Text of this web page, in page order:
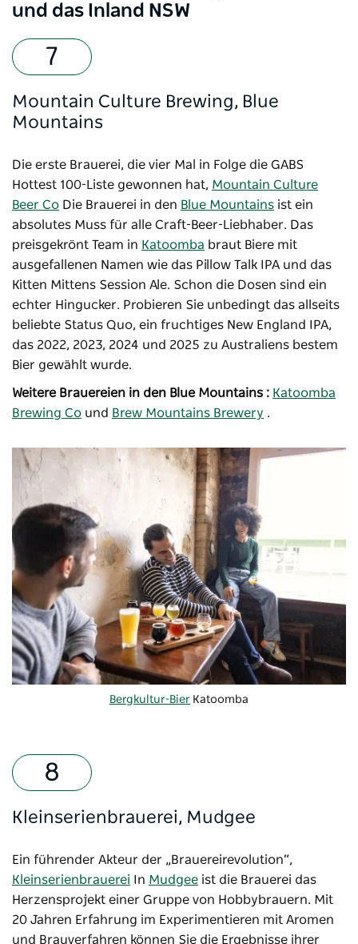
und das Inland NSW
Mountain Culture Brewing, Blue
Mountains
Die erste Brauerei, die vier Mal in Folge die GABS
Hottest 100-Liste gewonnen hat, Mountain Culture
Beer Co Die Brauerei in den Blue Mountains ist ein
absolutes Muss für alle Craft-Beer-Liebhaber. Das
preisgekrönt Team in Katoomba braut Biere mit
ausgefallenen Namen wie das Pillow Talk IPA und das
Kitten Mittens Session Ale. Schon die Dosen sind ein
echter Hingucker. Probieren Sie unbedingt das allseits
beliebte Status Quo, ein fruchtiges New England IPA,
das 2022, 2023, 2024 und 2025 zu Australiens bestem
Bier gewählt wurde.
Weitere Brauereien in den Blue Mountains : Katoomba
Brewing Co und Brew Mountains Brewery .
Bergkultur-Bier Katoomba
Kleinserienbrauerei, Mudgee
Ein führender Akteur der „Brauereirevolution“,
Kleinserienbrauerei In Mudgee ist die Brauerei das
Herzensprojekt einer Gruppe von Hobbybrauern. Mit
20 Jahren Erfahrung im Experimentieren mit Aromen
und Brauverfahren können Sie die Ergebnisse ihrer